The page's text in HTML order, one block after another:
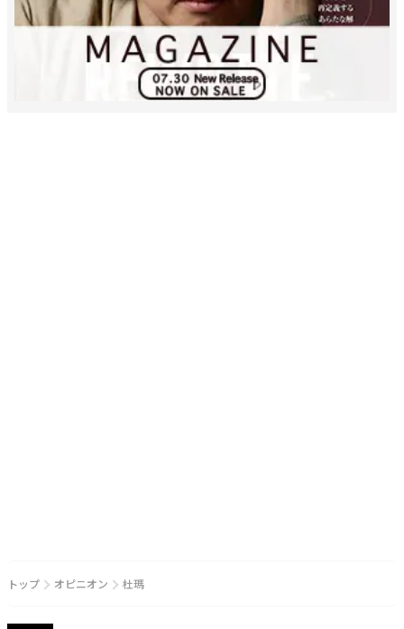
トップ オピニオン 杜瑪